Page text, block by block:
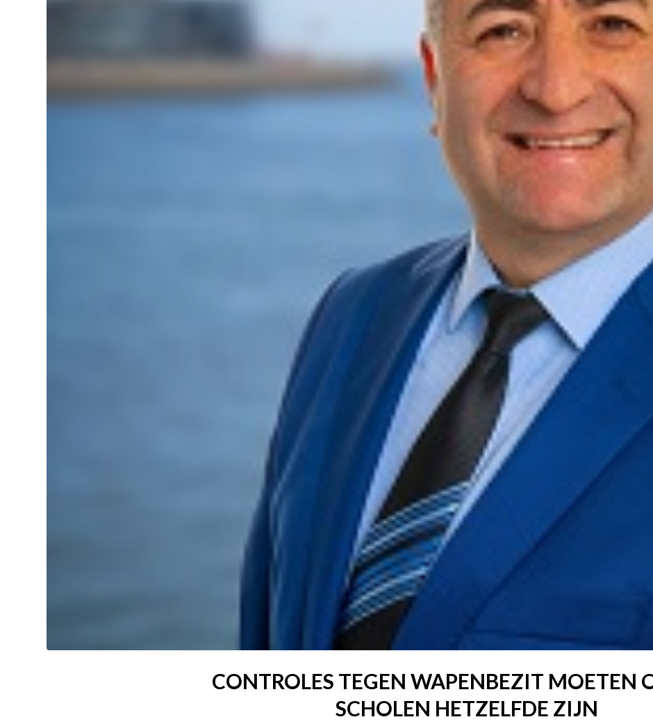
CONTROLES TEGEN WAPENBEZIT MOETEN
SCHOLEN HETZELFDE ZIJN